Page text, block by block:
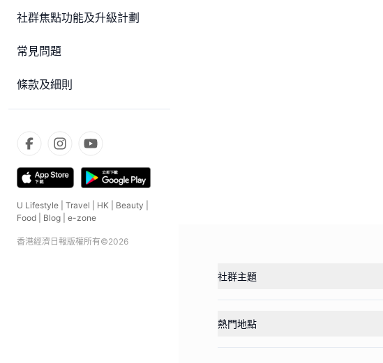
社群焦點功能及升級計劃
常見問題
條款及細則
U Lifestyle Travel HK Beauty
Food
Blog e-zone
香港經濟日報版權所有©2026
社群主題
熱門地點